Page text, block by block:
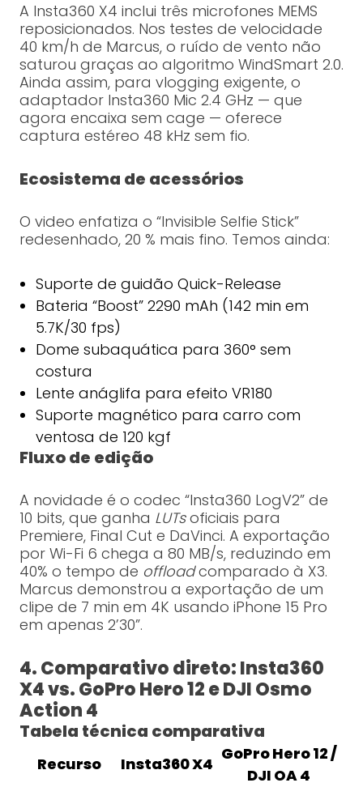
A Insta360 X4 inclui três microfones MEMS
reposicionados. Nos testes de velocidade
40 km/h de Marcus, o ruído de vento não
saturou graças ao algoritmo WindSmart 2.0.
Ainda assim, para vlogging exigente, o
adaptador Insta360 Mic 2.4 GHz — que
agora encaixa sem cage — oferece
captura estéreo 48 kHz sem fio.
Ecosistema de acessórios
O video enfatiza o “Invisible Selfie Stick”
redesenhado, 20 % mais fino. Temos ainda:
Suporte de guidão Quick-Release
Bateria “Boost” 2290 mAh (142 min em
5.7K/30 fps)
Dome subaquática para 360° sem
costura
Lente anáglifa para efeito VR180
Suporte magnético para carro com
ventosa de 120 kgf
Fluxo de edição
A novidade é o codec “Insta360 LogV2” de
10 bits, que ganha LUTsoficiais para
Premiere, Final Cut e DaVinci. A exportação
por Wi-Fi 6 chega a 80 MB/s, reduzindo em
40% o tempo de offloadcomparado à X3.
Marcus demonstrou a exportação de um
clipe de 7 min em 4K usando iPhone 15 Pro
em apenas 2’30”.
4. Comparativo direto: Insta360
X4 vs. GoPro Hero 12 e DJI Osmo
Action 4
Tabela técnica comparativa
Recurso Insta360 X4
GoPro Hero 12 /
DJI OA 4